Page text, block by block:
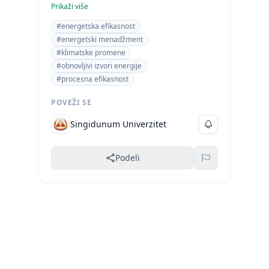
rešavanju otvorenih problema u razvoju
energetike.
Prikaži više
#energetska efikasnost
#energetski menadžment
#klimatske promene
#obnovljivi izvori energije
#procesna efikasnost
POVEŽI SE
Singidunum Univerzitet
Podeli